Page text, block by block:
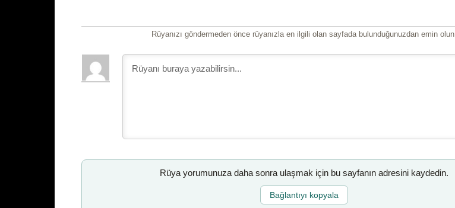
Rüyanızı göndermeden önce rüyanızla en ilgili olan sayfada bulunduğunuzdan emin olun.
Rüya yorumunuza daha sonra ulaşmak için bu sayfanın adresini kaydedin.
Bağlantıyı kopyala